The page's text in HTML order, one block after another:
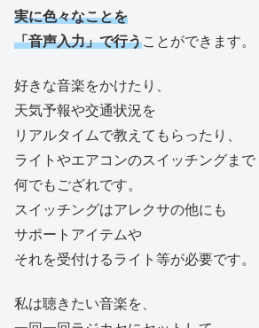
実に色々なことを
「音声入力」で行うことができます。
好きな音楽をかけたり、
天気予報や交通状況を
リアルタイムで教えてもらったり、
ライトやエアコンのスイッチングまで
何でもござれです。
スイッチングはアレクサの他にも
サポートアイテムや
それを受付けるライト等が必要です。
私は聴きたい音楽を、